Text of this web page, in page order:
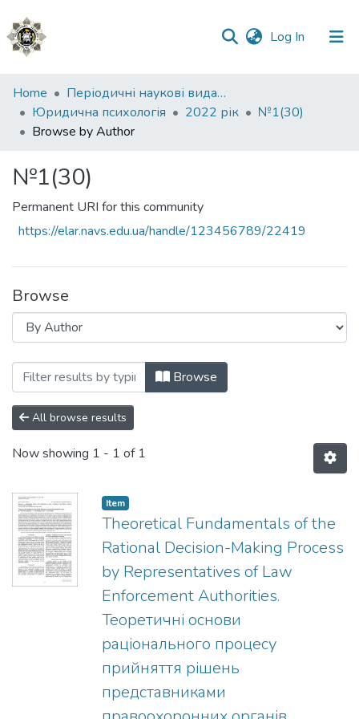
Log In (current)
Communities
&
Collections
Home
Періодичні наукові видання НАВС
Юридична психологія
2022 рік
№1(30)
Browse by Author
№1(30)
Permanent URI for this community
https://elar.navs.edu.ua/handle/123456789/22419
Browse
Browsing №1(30) by Author "Масян, А."
Browse
All browse results
Now showing 1 - 1 of 1
Item
Theoretical Fundamentals of the
Rational Decision-Making Process
by Representatives of Law
Enforcement Authorities.
Теоретичні основи
раціонального процесу
прийняття рішень
представниками